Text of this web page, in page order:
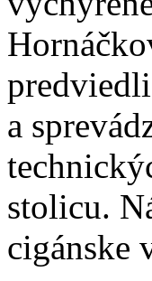
a
stolicu.
cigánske